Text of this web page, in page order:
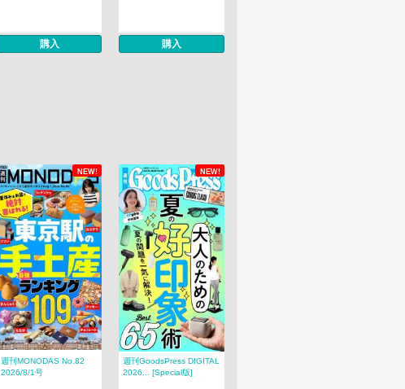
購入 購入
NEW! NEW!
週刊MONODAS No.82
2026/8/1号
週刊GoodsPress DIGITAL
2026... [Special版]